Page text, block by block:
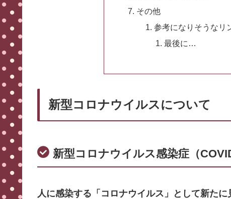
その他
参考になりそうなリ
最後に…
新型コロナウイルスについて
新型コロナウイルス感染症（
人に感染する「コロナウイルス」として新た